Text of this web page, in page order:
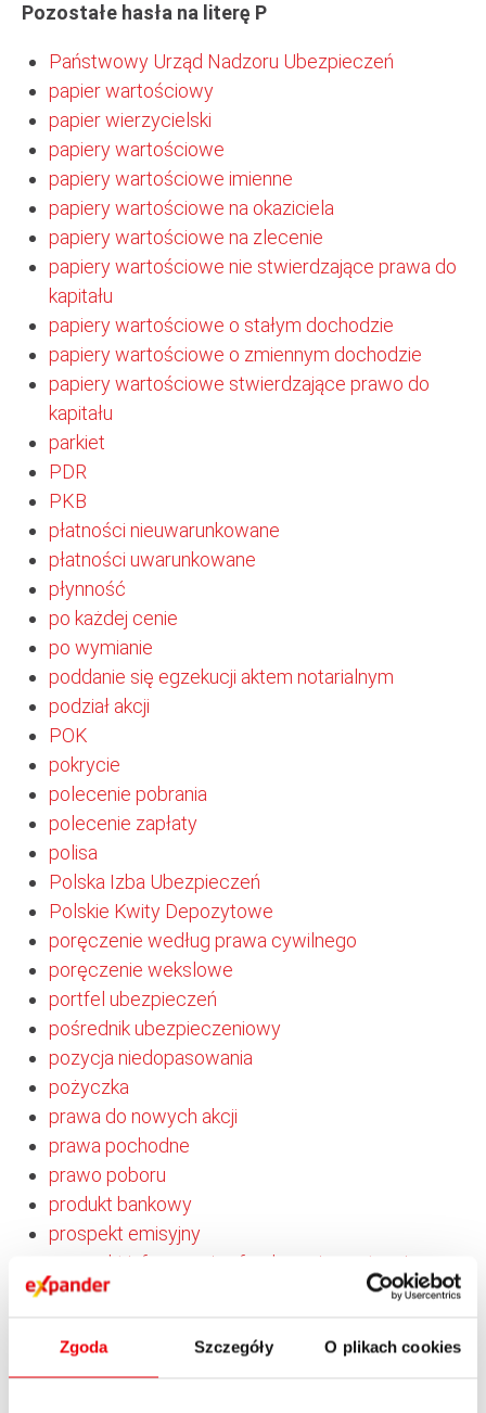
Zgoda Szczegóły O plikach cookies
Pozostałe hasła na literę P
Państwowy Urząd Nadzoru Ubezpieczeń
papier wartościowy
papier wierzycielski
papiery wartościowe
papiery wartościowe imienne
papiery wartościowe na okaziciela
papiery wartościowe na zlecenie
papiery wartościowe nie stwierdzające prawa do
kapitału
papiery wartościowe o stałym dochodzie
papiery wartościowe o zmiennym dochodzie
papiery wartościowe stwierdzające prawo do
kapitału
parkiet
PDR
PKB
płatności nieuwarunkowane
płatności uwarunkowane
płynność
po każdej cenie
po wymianie
poddanie się egzekucji aktem notarialnym
podział akcji
POK
pokrycie
polecenie pobrania
polecenie zapłaty
polisa
Polska Izba Ubezpieczeń
Polskie Kwity Depozytowe
poręczenie według prawa cywilnego
poręczenie wekslowe
portfel ubezpieczeń
pośrednik ubezpieczeniowy
pozycja niedopasowania
pożyczka
prawa do nowych akcji
prawa pochodne
prawo poboru
produkt bankowy
prospekt emisyjny
prospekt informacyjny funduszu inwestycyjnego
protest weksla
prowizja administracyjna
prowizja gwarancyjna